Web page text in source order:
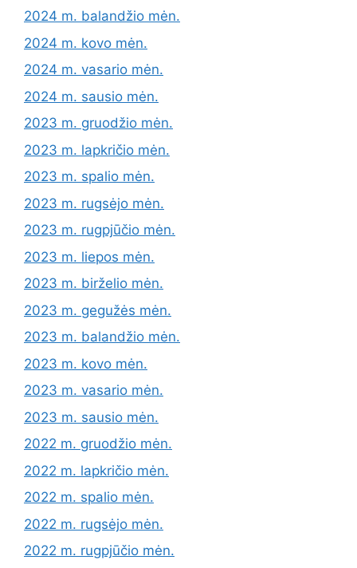
2024 m. balandžio mėn.
2024 m. kovo mėn.
2024 m. vasario mėn.
2024 m. sausio mėn.
2023 m. gruodžio mėn.
2023 m. lapkričio mėn.
2023 m. spalio mėn.
2023 m. rugsėjo mėn.
2023 m. rugpjūčio mėn.
2023 m. liepos mėn.
2023 m. birželio mėn.
2023 m. gegužės mėn.
2023 m. balandžio mėn.
2023 m. kovo mėn.
2023 m. vasario mėn.
2023 m. sausio mėn.
2022 m. gruodžio mėn.
2022 m. lapkričio mėn.
2022 m. spalio mėn.
2022 m. rugsėjo mėn.
2022 m. rugpjūčio mėn.